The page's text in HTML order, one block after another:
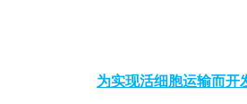
为实现活细胞运输而